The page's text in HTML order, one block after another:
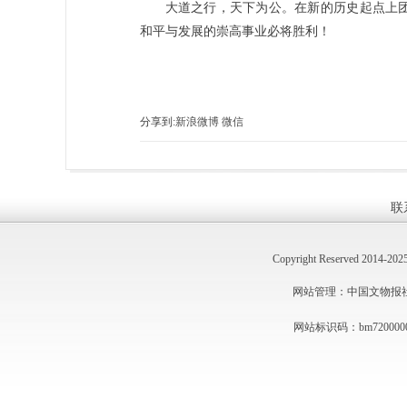
大道之行，天下为公。在新的历史起点上
和平与发展的崇高事业必将胜利！
分享到:新浪微博 微信
联
Copyright Reserved 2014-
网站管理：中国文物报
网站标识码：